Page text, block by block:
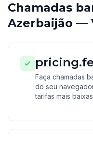
Chamadas
Azerbaijão —
Faça chamadas
do seu
tarifas mais